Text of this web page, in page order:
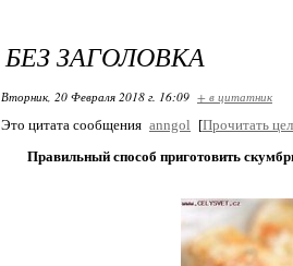
БЕЗ ЗАГОЛОВКА
Вторник, 20 Февраля 2018 г. 16:09 + в цитатник
Это цитата сообщения anngol [Прочитать
Правильный способ приготовить